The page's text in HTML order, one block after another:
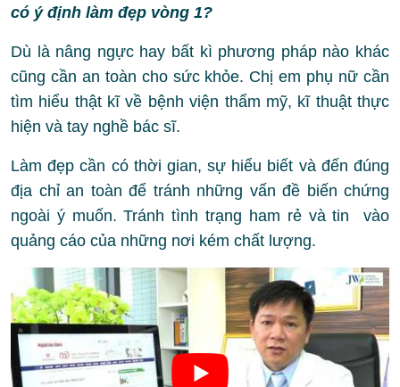
có ý định làm đẹp vòng 1?
Dù là nâng ngực hay bất kì phương pháp nào khác
cũng cần an toàn cho sức khỏe. Chị em phụ nữ cần
tìm hiểu thật kĩ về bệnh viện thẩm mỹ, kĩ thuật thực
hiện và tay nghề bác sĩ.
Làm đẹp cần có thời gian, sự hiểu biết và đến đúng
địa chỉ an toàn để tránh những vấn đề biến chứng
ngoài ý muốn. Tránh tình trạng ham rẻ và tin vào
quảng cáo của những nơi kém chất lượng.